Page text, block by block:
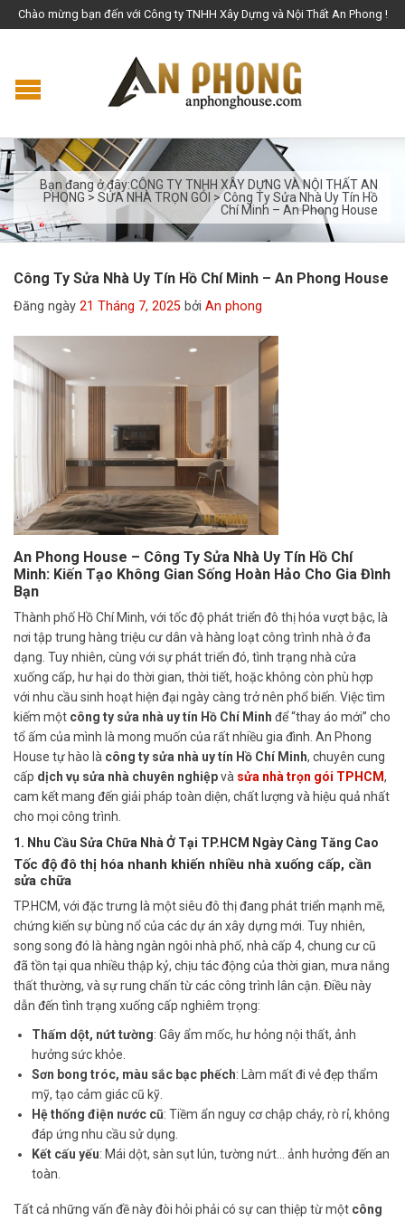
Chào mừng bạn đến với Công ty TNHH Xây Dựng và Nội Thất An Phong !
Bạn đang ở đây:CÔNG TY TNHH XÂY DỰNG VÀ NỘI THẤT AN
PHONG > SỬA NHÀ TRỌN GÓI >Công Ty Sửa Nhà Uy Tín Hồ
Chí Minh – An Phong House
Công Ty Sửa Nhà Uy Tín Hồ Chí Minh – An Phong House
Đăng ngày 21 Tháng 7, 2025 bởi An phong
An Phong House – Công Ty Sửa Nhà Uy Tín Hồ Chí
Minh: Kiến Tạo Không Gian Sống Hoàn Hảo Cho Gia Đình
Bạn
Thành phố Hồ Chí Minh, với tốc độ phát triển đô thị hóa vượt bậc, là
nơi tập trung hàng triệu cư dân và hàng loạt công trình nhà ở đa
dạng. Tuy nhiên, cùng với sự phát triển đó, tình trạng nhà cửa
xuống cấp, hư hại do thời gian, thời tiết, hoặc không còn phù hợp
với nhu cầu sinh hoạt hiện đại ngày càng trở nên phổ biến. Việc tìm
kiếm một công ty sửa nhà uy tín Hồ Chí Minh để “thay áo mới” cho
tổ ấm của mình là mong muốn của rất nhiều gia đình. An Phong
House tự hào là công ty sửa nhà uy tín Hồ Chí Minh, chuyên cung
cấp dịch vụ sửa nhà chuyên nghiệpvà sửa nhà trọn gói TPHCM,
cam kết mang đến giải pháp toàn diện, chất lượng và hiệu quả nhất
cho mọi công trình.
1. Nhu Cầu Sửa Chữa Nhà Ở Tại TP.HCM Ngày Càng Tăng Cao
Tốc độ đô thị hóa nhanh khiến nhiều nhà xuống cấp, cần
sửa chữa
TP.HCM, với đặc trưng là một siêu đô thị đang phát triển mạnh mẽ,
chứng kiến sự bùng nổ của các dự án xây dựng mới. Tuy nhiên,
song song đó là hàng ngàn ngôi nhà phố, nhà cấp 4, chung cư cũ
đã tồn tại qua nhiều thập kỷ, chịu tác động của thời gian, mưa nắng
thất thường, và sự rung chấn từ các công trình lân cận. Điều này
dẫn đến tình trạng xuống cấp nghiêm trọng:
Thấm dột, nứt tường: Gây ẩm mốc, hư hỏng nội thất, ảnh
hưởng sức khỏe.
Sơn bong tróc, màu sắc bạc phếch: Làm mất đi vẻ đẹp thẩm
mỹ, tạo cảm giác cũ kỹ.
Hệ thống điện nước cũ: Tiềm ẩn nguy cơ chập cháy, rò rỉ, không
đáp ứng nhu cầu sử dụng.
Kết cấu yếu: Mái dột, sàn sụt lún, tường nứt… ảnh hưởng đến an
toàn.
Tất cả những vấn đề này đòi hỏi phải có sự can thiệp từ một công